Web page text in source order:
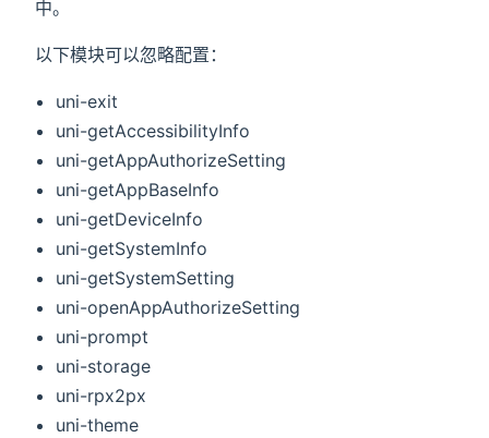
中。
以下模块可以忽略配置：
uni-exit
uni-getAccessibilityInfo
uni-getAppAuthorizeSetting
uni-getAppBaseInfo
uni-getDeviceInfo
uni-getSystemInfo
uni-getSystemSetting
uni-openAppAuthorizeSetting
uni-prompt
uni-storage
uni-rpx2px
uni-theme